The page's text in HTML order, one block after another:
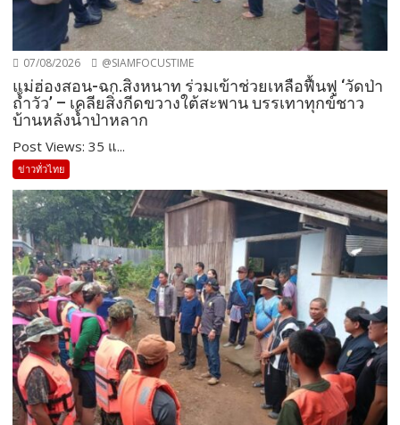
07/08/2026 @SIAMFOCUSTIME
แม่ฮ่องสอน-ฉก.สิงหนาท ร่วมเข้าช่วยเหลือฟื้นฟู ‘วัดป่า
ถ้ำวัว’ – เคลียสิ่งกีดขวางใต้สะพาน บรรเทาทุกข์ชาว
บ้านหลังน้ำป่าหลาก
Post Views: 35 แ...
ข่าวทั่วไทย